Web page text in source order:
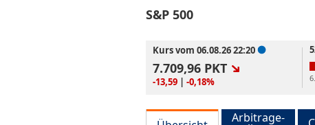
S&P 500
Kurs vom 06.08.26 22:20
7.709,96 PKT
-13,59 | -0,18%
Arbitrage-